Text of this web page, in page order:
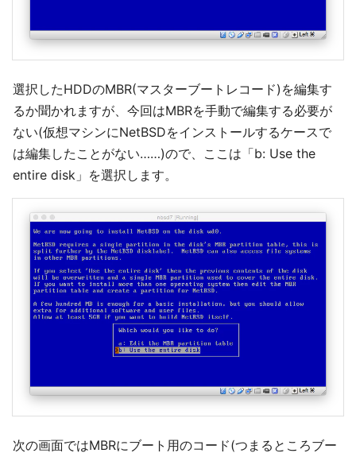
選択したHDDのMBR(マスターブートレコード)を編集す
るか聞かれますが、今回はMBRを手動で編集する必要が
ない(仮想マシンにNetBSDをインストールするケースで
は編集したことがない……)ので、ここは「b: Use the
entire disk」を選択します。
次の画面ではMBRにブート用のコード(つまるところブー